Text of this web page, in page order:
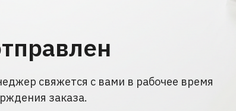
свяжется с вами в рабочее время
заказа.